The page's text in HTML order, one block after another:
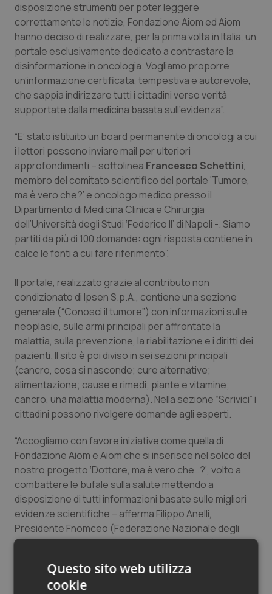
Ulcera & Reflusso
Vaccini
disposizione strumenti per poter leggere
correttamente le notizie, Fondazione Aiom ed Aiom
hanno deciso di realizzare, per la prima volta in Italia, un
portale esclusivamente dedicato a contrastare la
disinformazione in oncologia. Vogliamo proporre
un’informazione certificata, tempestiva e autorevole,
che sappia indirizzare tutti i cittadini verso verità
supportate dalla medicina basata sull’evidenza”.
“E’ stato istituito un board permanente di oncologi a cui
i lettori possono inviare mail per ulteriori
approfondimenti – sottolinea Francesco Schettini,
membro del comitato scientifico del portale ‘Tumore,
ma è vero che?’ e oncologo medico presso il
Dipartimento di Medicina Clinica e Chirurgia
dell’Università degli Studi ‘Federico II’ di Napoli -. Siamo
partiti da più di 100 domande: ogni risposta contiene in
calce le fonti a cui fare riferimento”.
Il portale, realizzato grazie al contributo non
condizionato di Ipsen S.p.A., contiene una sezione
generale (“Conosci il tumore”) con informazioni sulle
neoplasie, sulle armi principali per affrontate la
malattia, sulla prevenzione, la riabilitazione e i diritti dei
pazienti. Il sito è poi diviso in sei sezioni principali
(cancro, cosa si nasconde; cure alternative;
alimentazione; cause e rimedi; piante e vitamine;
cancro, una malattia moderna). Nella sezione “Scrivici” i
cittadini possono rivolgere domande agli esperti.
“Accogliamo con favore iniziative come quella di
Fondazione Aiom e Aiom che si inserisce nel solco del
nostro progetto ‘Dottore, ma è vero che…?’, volto a
combattere le bufale sulla salute mettendo a
disposizione di tutti informazioni basate sulle migliori
evidenze scientifiche – afferma Filippo Anelli,
Presidente Fnomceo (Federazione Nazionale degli
Ordini dei Medici Chirurghi e degli Odontoiatri) -.
su questi temi”.
Questo sito web utilizza
cookie